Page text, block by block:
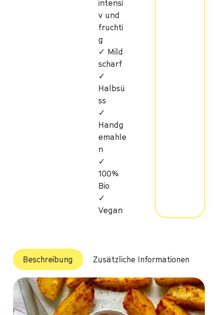
intensi
v und
fruchti
g
✓ Mild
scharf
✓
Halbsü
ss
✓
Handg
emahle
n
✓
100%
Bio
✓
Vegan
Beschreibung Zusätzliche Informationen